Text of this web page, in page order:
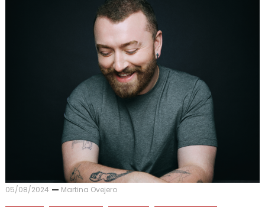
05/08/2024 Martina Ovejero